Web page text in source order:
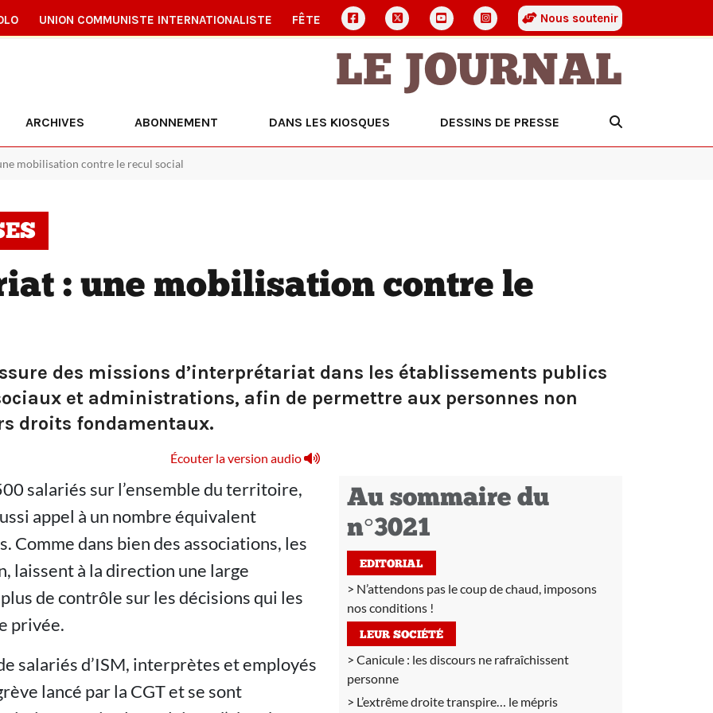
UNION COMMUNISTE INTERNATIONALISTE FÊTE Nous soutenir
LE JOURNAL
ARCHIVES ABONNEMENT DANS LES KIOSQUES DESSINS DE PRESSE
mobilisation contre le recul social
: une mobilisation contre le
des missions d’interprétariat dans les établissements publics
et administrations, afin de permettre aux personnes non
droits fondamentaux.
Écouter la version audio
salariés sur l’ensemble du territoire,
appel à un nombre équivalent
Comme dans bien des associations, les
laissent à la direction une large
de contrôle sur les décisions qui les
privée.
salariés d’ISM, interprètes et employés
lancé par la CGT et se sont
Au sommaire du
n°3021
EDITORIAL
N’attendons pas le coup de chaud, imposons
nos conditions !
LEUR SOCIÉTÉ
Canicule : les discours ne rafraîchissent
personne
L’extrême droite transpire… le mépris